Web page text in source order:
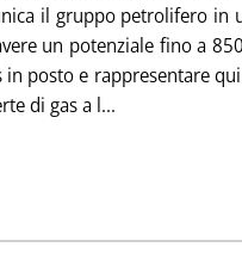
il gruppo petrolifero in
un potenziale fino a
in posto e rappresentare
di gas a l...